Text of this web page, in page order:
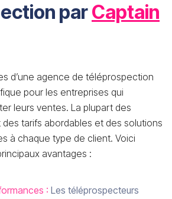
parCaptain
d’une agence de téléprospection
pour les entreprises qui
leurs ventes. La plupart des
tarifs abordables et des solutions
à chaque type de client. Voici
avantages :
: Les téléprospecteurs